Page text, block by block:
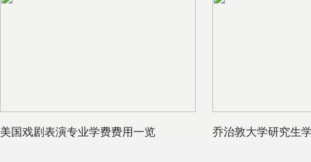
美国戏剧表演专业学费费用一览 乔治敦大学研究生